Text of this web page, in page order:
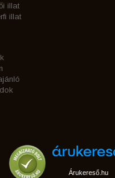
illat
illat
Árukereső.hu